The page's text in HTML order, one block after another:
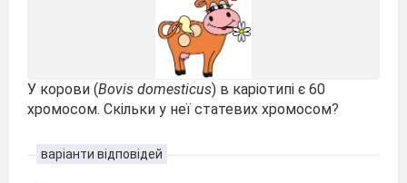
У корови (Bovis domesticus) в каріотипі є 60
хромосом. Скільки у неї статевих хромосом?
варіанти відповідей